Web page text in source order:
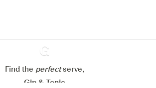
Ginventory
Find the perfectserve,
Gin & Tonic